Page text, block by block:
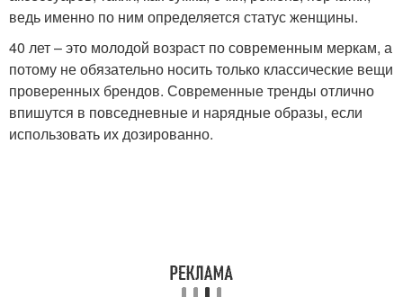
ведь именно по ним определяется статус женщины.
40 лет – это молодой возраст по современным меркам, а
потому не обязательно носить только классические вещи
проверенных брендов. Современные тренды отлично
впишутся в повседневные и нарядные образы, если
использовать их дозированно.